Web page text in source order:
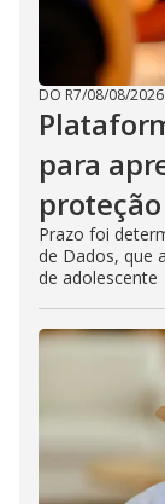
DO R7/08/08/2026
para
Prazo foi
de Dados, que
de adolescente